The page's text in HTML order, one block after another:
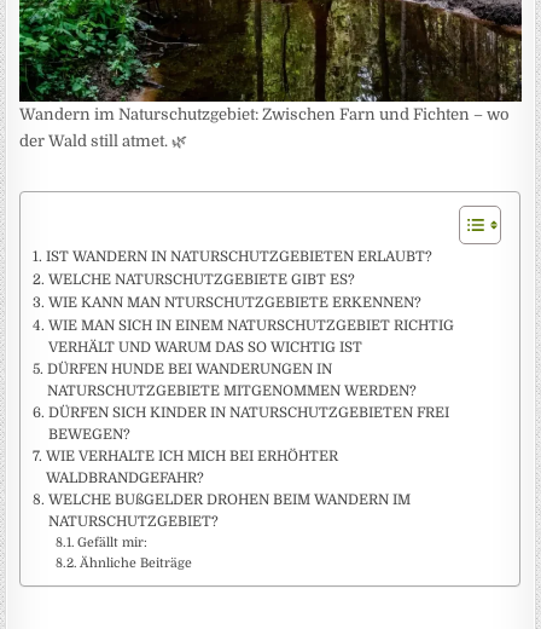
Wandern im Naturschutzgebiet: Zwischen Farn und Fichten – wo
der Wald still atmet. 🌿
IST WANDERN IN NATURSCHUTZGEBIETEN ERLAUBT?
WELCHE NATURSCHUTZGEBIETE GIBT ES?
WIE KANN MAN NTURSCHUTZGEBIETE ERKENNEN?
WIE MAN SICH IN EINEM NATURSCHUTZGEBIET RICHTIG
VERHÄLT UND WARUM DAS SO WICHTIG IST
DÜRFEN HUNDE BEI WANDERUNGEN IN
NATURSCHUTZGEBIETE MITGENOMMEN WERDEN?
DÜRFEN SICH KINDER IN NATURSCHUTZGEBIETEN FREI
BEWEGEN?
WIE VERHALTE ICH MICH BEI ERHÖHTER
WALDBRANDGEFAHR?
WELCHE BUßGELDER DROHEN BEIM WANDERN IM
NATURSCHUTZGEBIET?
Gefällt mir:
Ähnliche Beiträge